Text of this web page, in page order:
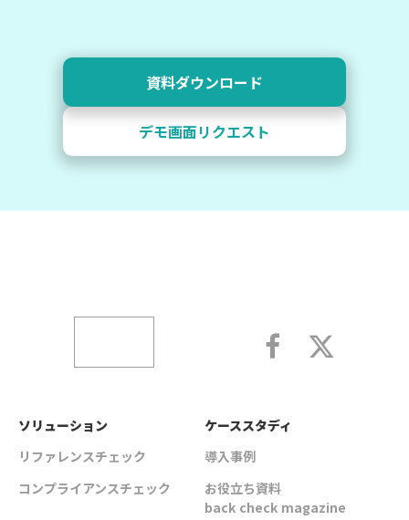
デモ画面リクエスト
資料ダウンロード
ソリューション
リファレンスチェック
コンプライアンスチェック
ケーススタディ
導入事例
お役立ち資料
back check magazine